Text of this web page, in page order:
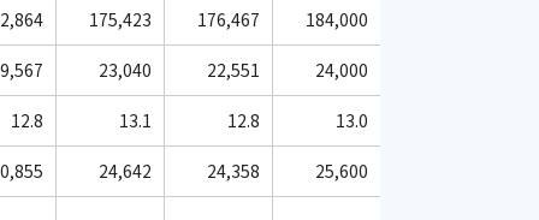
175,423 176,467 184,000
23,040 22,551 24,000
12.8 13.1 12.8 13.0
24,642 24,358 25,600